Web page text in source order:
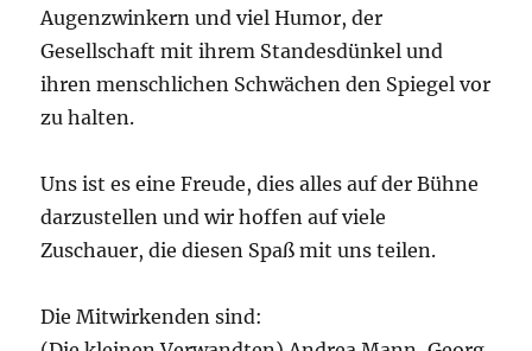
Augenzwinkern und viel Humor, der
Gesellschaft mit ihrem Standesdünkel und
ihren menschlichen Schwächen den Spiegel vor
zu halten.
Uns ist es eine Freude, dies alles auf der Bühne
darzustellen und wir hoffen auf viele
Zuschauer, die diesen Spaß mit uns teilen.
Die Mitwirkenden sind: